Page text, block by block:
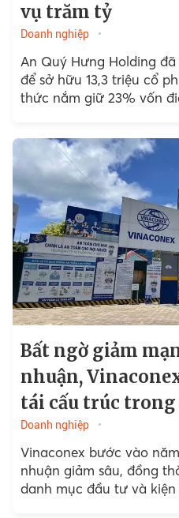
vụ trăm tỷ
Doanh nghiệp
An Quý Hưng Holding
để sở hữu 13,3 triệu cổ
thức nắm giữ 23% vốn
Bất ngờ giảm
nhuận,
tái cấu trúc trong
Doanh nghiệp
Vinaconex bước vào
nhuận giảm sâu, đồng
danh mục đầu tư và